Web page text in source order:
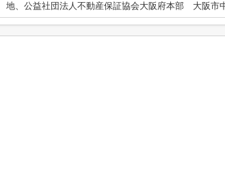
地、公益社団法人不動産保証協会大阪府本部 大阪市